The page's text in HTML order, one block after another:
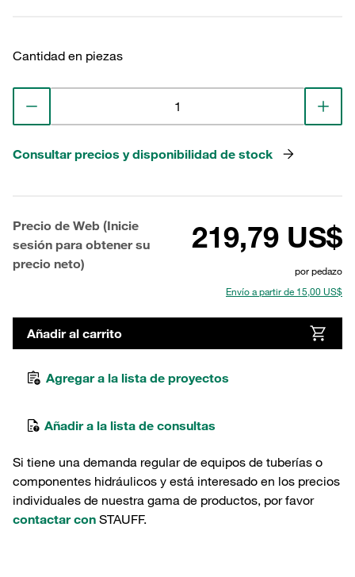
Cantidad en piezas
Consultar precios y disponibilidad de stock
Precio de Web (Inicie
sesión para obtener su
precio neto)
219,79 US$
por pedazo
Envío a partir de 15,00 US$
Añadir al carrito
Agregar a la lista de proyectos
Añadir a la lista de consultas
Si tiene una demanda regular de equipos de tuberías o
componentes hidráulicos y está interesado en los precios
individuales de nuestra gama de productos, por favor
contactar con STAUFF.